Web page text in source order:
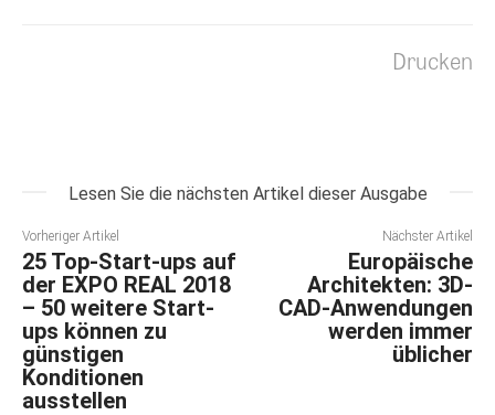
Drucken
Lesen Sie die nächsten Artikel dieser Ausgabe
Vorheriger Artikel
25 Top-Start-ups auf
der EXPO REAL 2018
– 50 weitere Start-
ups können zu
günstigen
Konditionen
ausstellen
Nächster Artikel
Europäische
Architekten: 3D-
CAD-Anwendungen
werden immer
üblicher